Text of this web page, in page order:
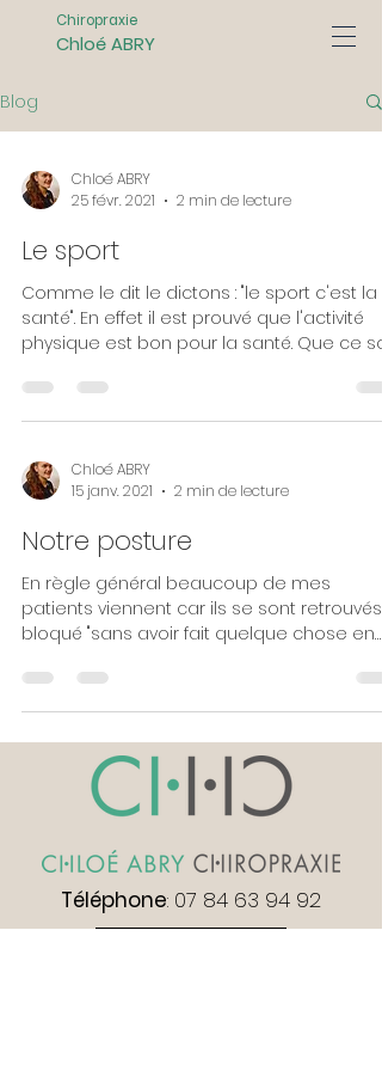
Chloé ABRY
Chiropraxie
Blog
Chloé ABRY
25 févr. 2021
2 min de lecture
Le sport
Comme le dit le dictons : "le sport c'est la
santé". En effet il est prouvé que l'activité
physique est bon pour la santé. Que ce
Chloé ABRY
15 janv. 2021
2 min de lecture
Notre posture
En règle général beaucoup de mes
patients viennent car ils se sont retrouvés
bloqué "sans avoir fait quelque chose en
Téléphone: 07 84 63 94 92